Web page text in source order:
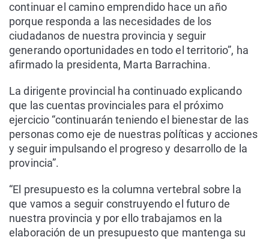
continuar el camino emprendido hace un año
porque responda a las necesidades de los
ciudadanos de nuestra provincia y seguir
generando oportunidades en todo el territorio”, ha
afirmado la presidenta, Marta Barrachina.
La dirigente provincial ha continuado explicando
que las cuentas provinciales para el próximo
ejercicio “continuarán teniendo el bienestar de las
personas como eje de nuestras políticas y acciones
y seguir impulsando el progreso y desarrollo de la
provincia”.
“El presupuesto es la columna vertebral sobre la
que vamos a seguir construyendo el futuro de
nuestra provincia y por ello trabajamos en la
elaboración de un presupuesto que mantenga su